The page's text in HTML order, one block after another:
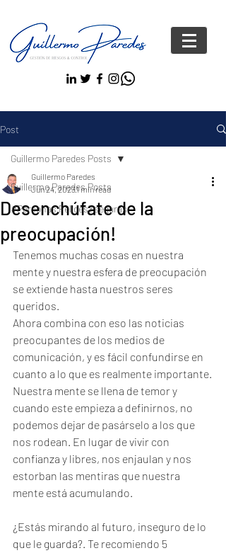
Post
Guillermo Paredes Posts
#Personas FelicesYseguras
Guillermo Paredes Posts
Desenchúfate de la
preocupación!
Guillermo Paredes
Jun 24, 20231 min read
Tenemos muchas cosas en nuestra
mente y nuestra esfera de preocupación
se extiende hasta nuestros seres
queridos.
Ahora combina con eso las noticias
preocupantes de los medios de
comunicación, y es fácil confundirse en
cuanto a lo que es realmente importante.
Nuestra mente se llena de temor y
cuando este empieza a definirnos, no
podemos dejar de pasárselo a los que
nos rodean. En lugar de vivir con
confianza y libres, nos enjaulan y nos
estorban las mentiras que nuestra
mente está acumulando.
¿Estás mirando al futuro, inseguro de lo
que le guarda?. Te recomiendo 5